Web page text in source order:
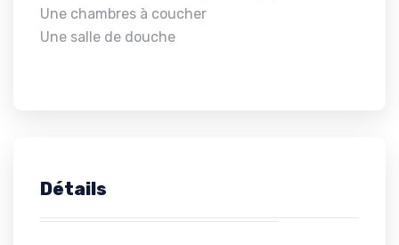
Une chambres à coucher
Une salle de douche
Détails